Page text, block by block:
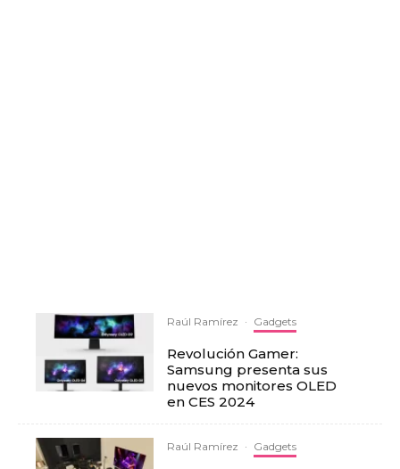
Raúl Ramírez · Gadgets
Revolución Gamer:
Samsung presenta sus
nuevos monitores OLED
en CES 2024
Raúl Ramírez · Gadgets